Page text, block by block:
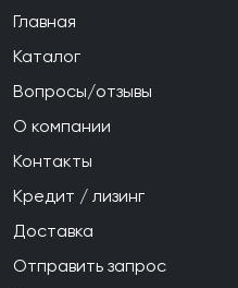
Главная
Каталог
Вопросы/отзывы
О компании
Контакты
Кредит / лизинг
Доставка
Отправить запрос